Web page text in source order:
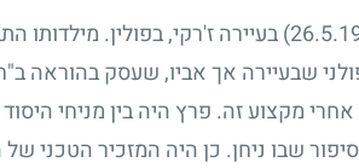
בעיירה ז'רקי, בפולין. מילדותו
שבעיירה אך אביו, שעסק בהוראה
מקצוע זה. פרץ היה בין מניחי
שבו ניחן. כן היה המזכיר הטכני